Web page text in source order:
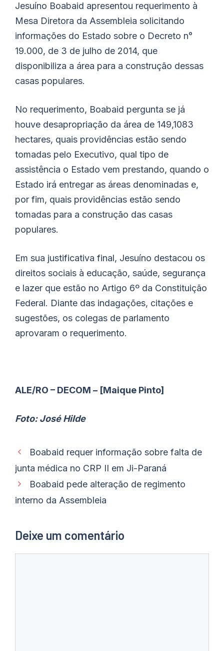
Jesuíno Boabaid apresentou requerimento à
Mesa Diretora da Assembleia solicitando
informações do Estado sobre o Decreto n°
19.000, de 3 de julho de 2014, que
disponibiliza a área para a construção dessas
casas populares.
No requerimento, Boabaid pergunta se já
houve desapropriação da área de 149,1083
hectares, quais providências estão sendo
tomadas pelo Executivo, qual tipo de
assistência o Estado vem prestando, quando o
Estado irá entregar as áreas denominadas e,
por fim, quais providências estão sendo
tomadas para a construção das casas
populares.
Em sua justificativa final, Jesuíno destacou os
direitos sociais à educação, saúde, segurança
e lazer que estão no Artigo 6º da Constituição
Federal. Diante das indagações, citações e
sugestões, os colegas de parlamento
aprovaram o requerimento.
ALE/RO – DECOM – [Maique Pinto]
Foto: José Hilde
Boabaid requer informação sobre falta de
junta médica no CRP II em Ji-Paraná
Boabaid pede alteração de regimento
interno da Assembleia
Deixe um comentário